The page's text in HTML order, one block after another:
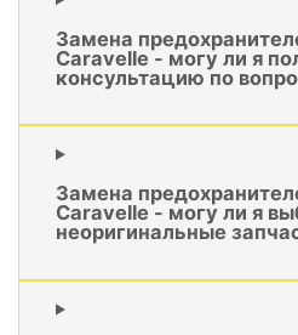
Замена
Caravelle - могу ли я
консультацию по
Замена
Caravelle - могу ли я
неоригинальные